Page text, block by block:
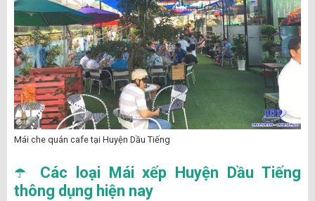
Mái che quán cafe tại Huyện Dầu Tiếng
☂️ Các loại Mái xếp Huyện Dầu Tiếng
thông dụng hiện nay